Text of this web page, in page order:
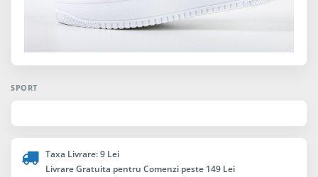
SPORT
Taxa Livrare: 9 Lei
Livrare Gratuita pentru Comenzi peste 149 Lei